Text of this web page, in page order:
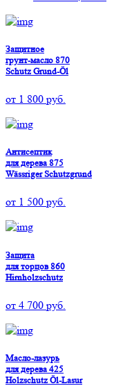
Защитное
грунт-масло 870
Schutz Grund-Öl
от 1 800 руб.
Антисептик
для дерева 875
Wässriger Schutzgrund
от 1 500 руб.
Защита
для торцов 860
Hirnholzschutz
от 4 700 руб.
Масло-лазурь
для дерева 425
Holzschutz Öl-Lasur